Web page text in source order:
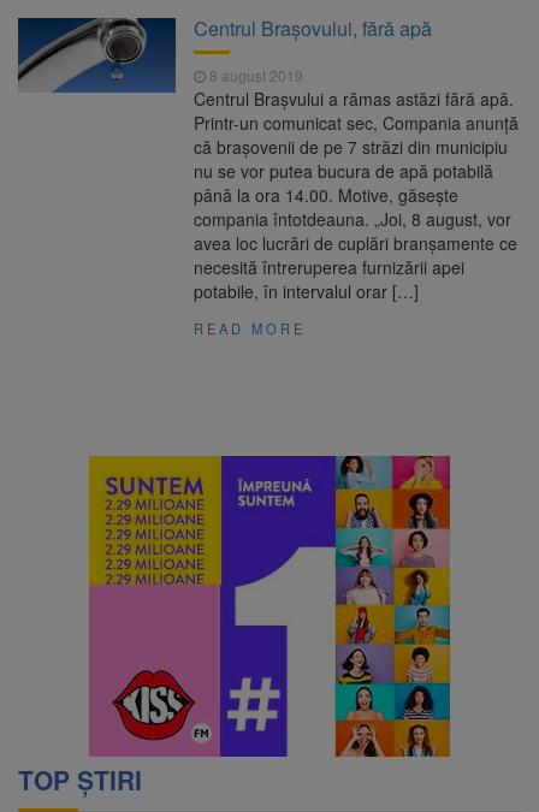
Piața Star din Brașov au fost demolate
Platforma Belvedere de pe
Tâmpa intră în renovare. Contract de peste 1
milion de lei și termen de trei luni
Unul dintre cele mai mari
parcuri ale Brașovului va fi amenajat în
Bartolomeu-Avantgarden. Contractul a fost
Trafic blocat pe DN1E Brașov
– Poiana Brașov după un accident. Două
Centrul Brașovului, fără apă
8 august 2019
Centrul Brașvului a rămas astăzi fără apă.
Printr-un comunicat sec, Compania anunță
că brașovenii de pe 7 străzi din municipiu
nu se vor putea bucura de apă potabilă
până la ora 14.00. Motive, găsește
compania întotdeauna. „Joi, 8 august, vor
avea loc lucrări de cuplări branșamente ce
necesită întreruperea furnizării apei
potabile, în intervalul orar […]
READ MORE
TOP ȘTIRI